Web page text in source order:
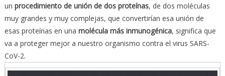
un procedimiento de unión de dos proteínas, de dos moléculas
muy grandes y muy complejas, que convertirían esa unión de
esas proteínas en una molécula más inmunogénica, significa que
va a proteger mejor a nuestro organismo contra el virus SARS-
CoV-2.